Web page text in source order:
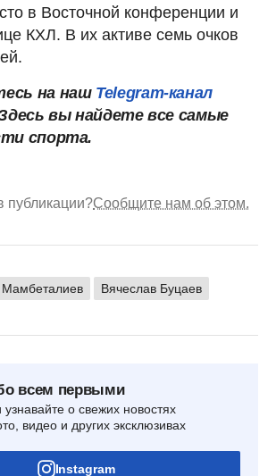
в Восточной конференции и
КХЛ. В их активе семь очков
на наш Telegram-канал
вы найдете все самые
спорта.
Сообщите нам об этом.
Вячеслав Буцаев
всем первыми
о свежих новостях
видео и других эксклюзивах
Instagram